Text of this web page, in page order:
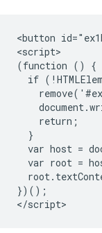
<button
<script>
(function () {
if
    return;
  }
var host =
var root =
})();